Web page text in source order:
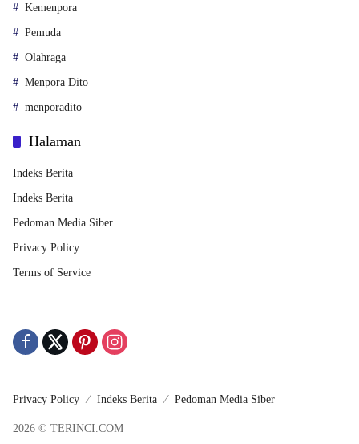
Kemenpora
Pemuda
Olahraga
Menpora Dito
menporadito
Halaman
Indeks Berita
Indeks Berita
Pedoman Media Siber
Privacy Policy
Terms of Service
Privacy Policy Indeks Berita Pedoman Media Siber
2026 © TERINCI.COM